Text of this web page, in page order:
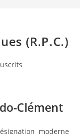
(R.P.C.)
Clément
moderne